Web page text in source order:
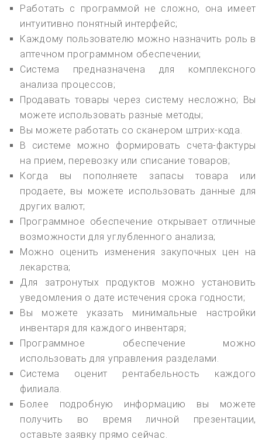
Работать с программой не сложно, она имеет
интуитивно понятный интерфейс;
Каждому пользователю можно назначить роль в
аптечном программном обеспечении;
Система предназначена для комплексного
анализа процессов;
Продавать товары через систему несложно; Вы
можете использовать разные методы;
Вы можете работать со сканером штрих-кода.
В системе можно формировать счета-фактуры
на прием, перевозку или списание товаров;
Когда вы пополняете запасы товара или
продаете, вы можете использовать данные для
других валют;
Программное обеспечение открывает отличные
возможности для углубленного анализа;
Можно оценить изменения закупочных цен на
лекарства;
Для затронутых продуктов можно установить
уведомления о дате истечения срока годности;
Вы можете указать минимальные настройки
инвентаря для каждого инвентаря;
Программное обеспечение можно
использовать для управления разделами.
Система оценит рентабельность каждого
филиала.
Более подробную информацию вы можете
получить во время личной презентации,
оставьте заявку прямо сейчас.